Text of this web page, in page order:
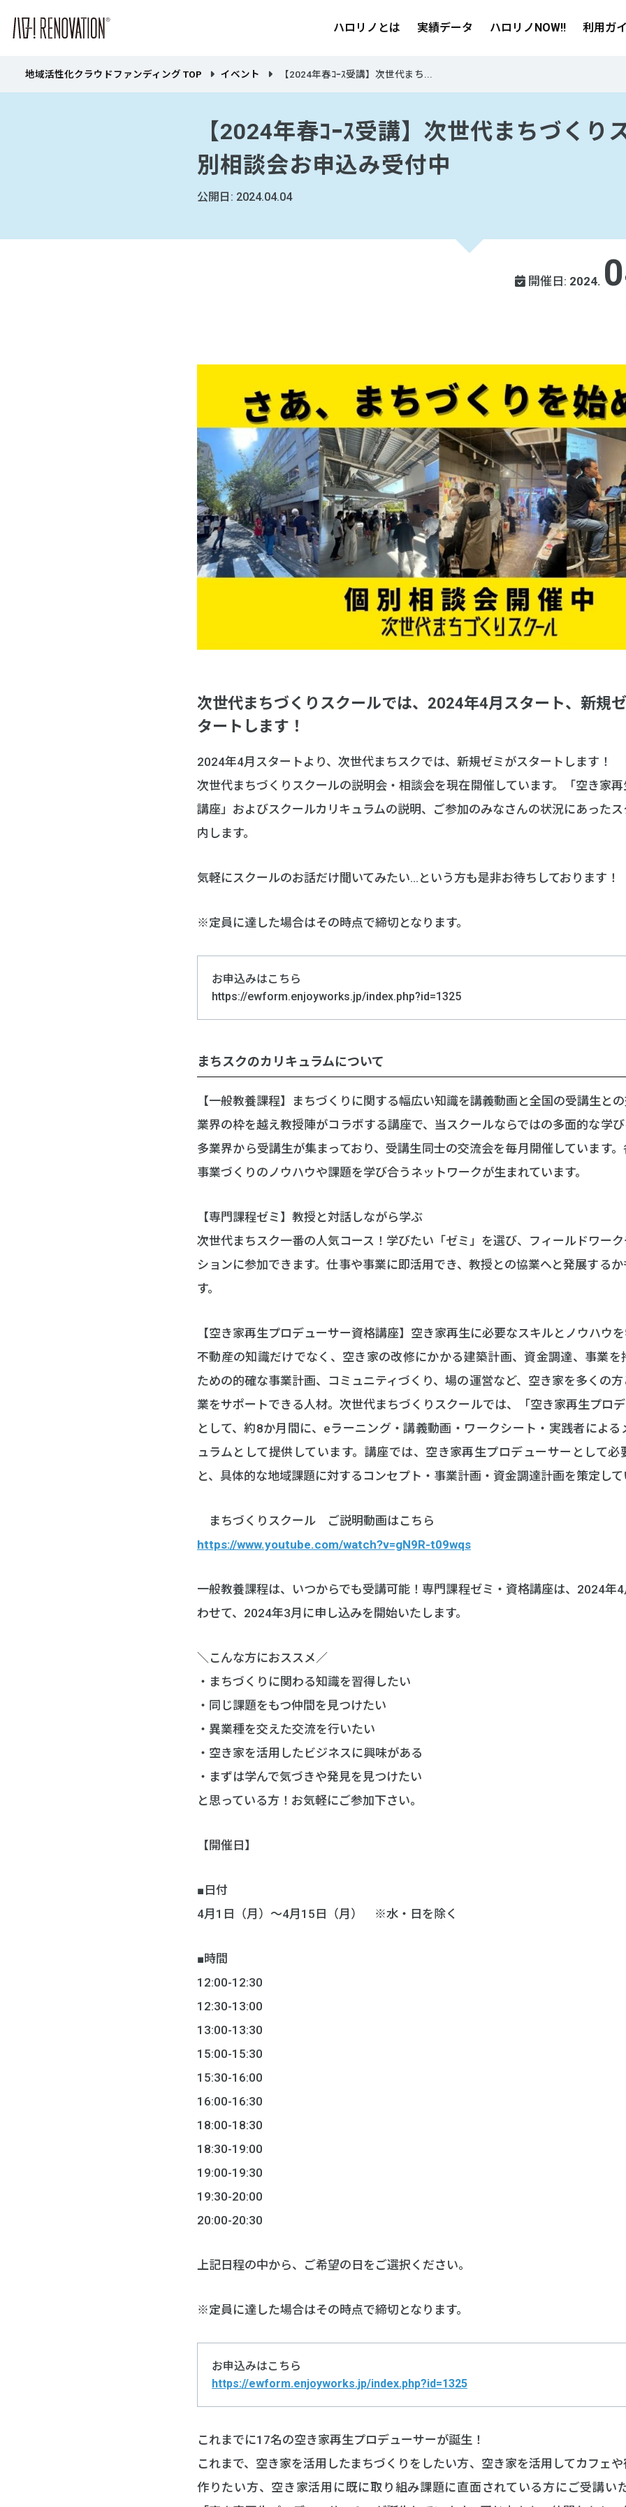
ハロリノとは 実績データ ハロリノNOW!! 利用ガ
地域活性化クラウドファンディング TOP イベント 【2024年春ｺｰｽ受講】次世代まち...
【2024年春ｺｰｽ受講】次世代まちづくり
別相談会お申込み受付中
公開日: 2024.04.04
開催日: 2024.
次世代まちづくりスクールでは、2024年4月スタート、新規
タートします！
2024年4月スタートより、次世代まちスクでは、新規ゼミがスタートします！
次世代まちづくりスクールの説明会・相談会を現在開催しています。「空き家
講座」およびスクールカリキュラムの説明、ご参加のみなさんの状況にあった
内します。
気軽にスクールのお話だけ聞いてみたい…という方も是非お待ちしております！
※定員に達した場合はその時点で締切となります。
お申込みはこちら
https://ewform.enjoyworks.jp/index.php?id=1325
まちスクのカリキュラムについて
【一般教養課程】まちづくりに関する幅広い知識を講義動画と全国の受講生と
業界の枠を越え教授陣がコラボする講座で、当スクールならではの多面的な学び
多業界から受講生が集まっており、受講生同士の交流会を毎月開催しています。
事業づくりのノウハウや課題を学び合うネットワークが生まれています。
【専門課程ゼミ】教授と対話しながら学ぶ
次世代まちスク一番の人気コース！学びたい「ゼミ」を選び、フィールドワー
ションに参加できます。仕事や事業に即活用でき、教授との協業へと発展する
す。
【空き家再生プロデューサー資格講座】空き家再生に必要なスキルとノウハウ
不動産の知識だけでなく、空き家の改修にかかる建築計画、資金調達、事業を
ための的確な事業計画、コミュニティづくり、場の運営など、空き家を多くの
業をサポートできる人材。次世代まちづくりスクールでは、「空き家再生プロ
として、約8か月間に、eラーニング・講義動画・ワークシート・実践者によ
ュラムとして提供しています。講座では、空き家再生プロデューサーとして
と、具体的な地域課題に対するコンセプト・事業計画・資金調達計画を策定して
まちづくりスクール ご説明動画はこちら
https://www.youtube.com/watch?v=gN9R-t09wqs
一般教養課程は、いつからでも受講可能！専門課程ゼミ・資格講座は、2024年
わせて、2024年3月に申し込みを開始いたします。
＼こんな方におススメ／
・まちづくりに関わる知識を習得したい
・同じ課題をもつ仲間を見つけたい
・異業種を交えた交流を行いたい
・空き家を活用したビジネスに興味がある
・まずは学んで気づきや発見を見つけたい
と思っている方！お気軽にご参加下さい。
【開催日】
■日付
4月1日（月）～4月15日（月） ※水・日を除く
■時間
12:00-12:30
12:30-13:00
13:00-13:30
15:00-15:30
15:30-16:00
16:00-16:30
18:00-18:30
18:30-19:00
19:00-19:30
19:30-20:00
20:00-20:30
上記日程の中から、ご希望の日をご選択ください。
※定員に達した場合はその時点で締切となります。
お申込みはこちら
https://ewform.enjoyworks.jp/index.php?id=1325
これまでに17名の空き家再生プロデューサーが誕生！
これまで、空き家を活用したまちづくりをしたい方、空き家を活用してカフェ
作りたい方、空き家活用に既に取り組み課題に直面されている方にご受講い